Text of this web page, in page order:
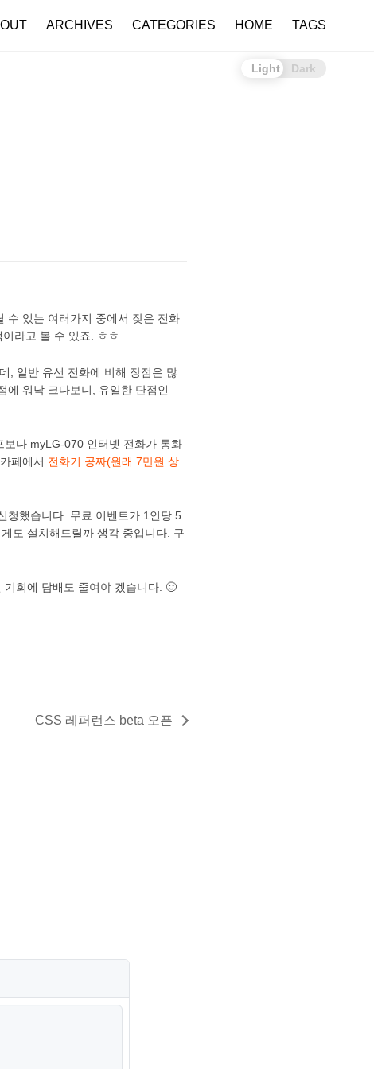
ARCHIVES CATEGORIES HOME TAGS
Light Dark
수 있는 여러가지 중에서 잦은 전화
라고 볼 수 있죠. ㅎㅎ
, 일반 유선 전화에 비해 장점은 많
에 워낙 크다보니, 유일한 단점인
다 myLG-070 인터넷 전화가 통화
페에서 전화기 공짜(원래 7만원 상
청했습니다. 무료 이벤트가 1인당 5
도 설치해드릴까 생각 중입니다. 구
회에 담배도 줄여야 겠습니다. 🙂
CSS 레퍼런스 beta 오픈